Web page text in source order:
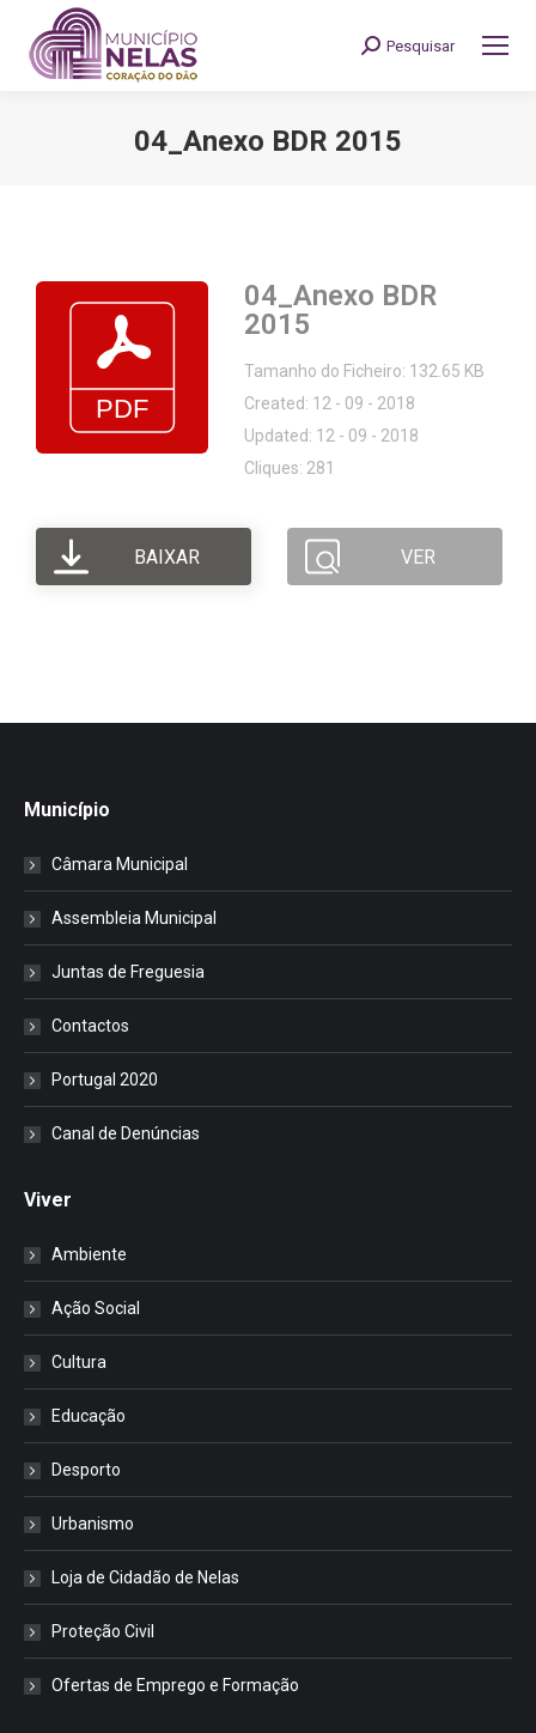
Search:
Pesquisar
04_Anexo BDR 2015
04_Anexo BDR
2015
Tamanho do Ficheiro: 132.65 KB
Created: 12 - 09 - 2018
Updated: 12 - 09 - 2018
Cliques: 281
BAIXAR VER
Município
Câmara Municipal
Assembleia Municipal
Juntas de Freguesia
Contactos
Portugal 2020
Canal de Denúncias
Viver
Ambiente
Ação Social
Cultura
Educação
Desporto
Urbanismo
Loja de Cidadão de Nelas
Proteção Civil
Ofertas de Emprego e Formação